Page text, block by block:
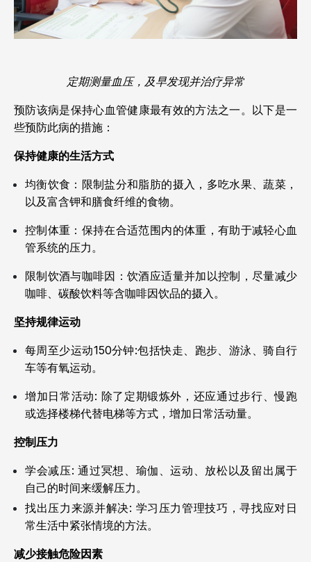
定期测量血压，及早发现并治疗异常
预防该病是保持心血管健康最有效的方法之一。以下是一
些预防此病的措施：
保持健康的生活方式
均衡饮食：限制盐分和脂肪的摄入，多吃水果、蔬菜，
以及富含钾和膳食纤维的食物。
控制体重：保持在合适范围内的体重，有助于减轻心血
管系统的压力。
限制饮酒与咖啡因：饮酒应适量并加以控制，尽量减少
咖啡、碳酸饮料等含咖啡因饮品的摄入。
坚持规律运动
每周至少运动150分钟:包括快走、跑步、游泳、骑自行
车等有氧运动。
增加日常活动: 除了定期锻炼外，还应通过步行、慢跑
或选择楼梯代替电梯等方式，增加日常活动量。
控制压力
学会减压: 通过冥想、瑜伽、运动、放松以及留出属于
自己的时间来缓解压力。
找出压力来源并解决: 学习压力管理技巧，寻找应对日
常生活中紧张情境的方法。
减少接触危险因素